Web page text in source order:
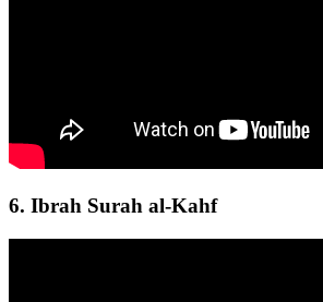
6. Ibrah Surah al-Kahf